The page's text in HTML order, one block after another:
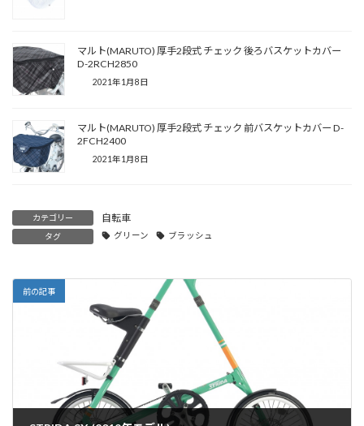
マルト(MARUTO) 厚手2段式 チェック 後ろバスケットカバー
D-2RCH2850
2021年1月8日
マルト(MARUTO) 厚手2段式 チェック 前バスケットカバー D-
2FCH2400
2021年1月8日
カテゴリー 自転車
タグ グリーン ブラッシュ
前の記事